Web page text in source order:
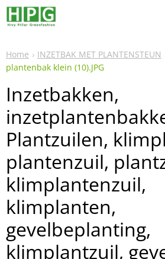
Home INZETBAK MET PLANTENSTEUN
plantenbak klein (10).JPG
Inzetbakken,
Plantzuilen,
plantenzuil,
klimplantenzuil,
klimplanten,
gevelbeplanting,
klimplantzuil,